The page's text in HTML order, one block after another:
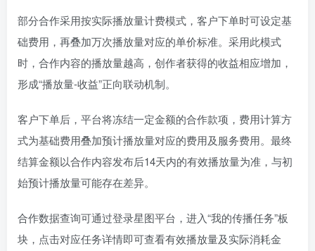
部分合作采用按实际播放量计费模式，客户下单时可设定基
础费用，再叠加万次播放量对应的单价标准。采用此模式
时，合作内容的播放量越高，创作者获得的收益相应增加，
形成“播放量-收益”正向联动机制。
客户下单后，平台将冻结一定金额的合作款项，费用计算方
式为基础费用叠加预计播放量对应的费用及服务费用。最终
结算金额以合作内容发布后14天内的有效播放量为准，与初
始预计播放量可能存在差异。
合作数据查询可通过登录星图平台，进入“我的传播任务”板
块，点击对应任务详情即可查看有效播放量及实际消耗金